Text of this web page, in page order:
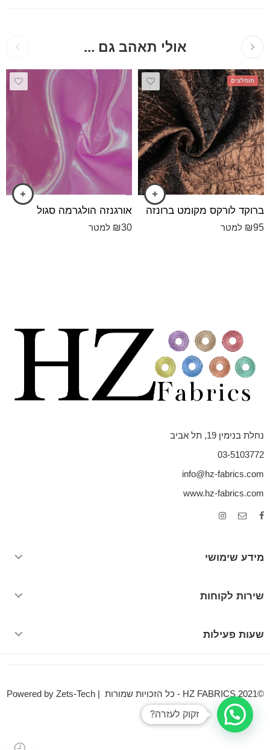
אולי תאהב גם ...
מומלצים
ברוקד לורקס מקומט ברונזה
₪95 למטר
אורגנזה הולגרמה סגול
₪30 למטר
נחלת בנימין 19, תל אביב
03-5103772
info@hz-fabrics.com
www.hz-fabrics.com
מידע שימושי
שירות לקוחות
שעות פעילות
©HZ FABRICS 2021 - כל הזכויות שמורות | Powered by Zets-Tech
זקוק לעזרה?